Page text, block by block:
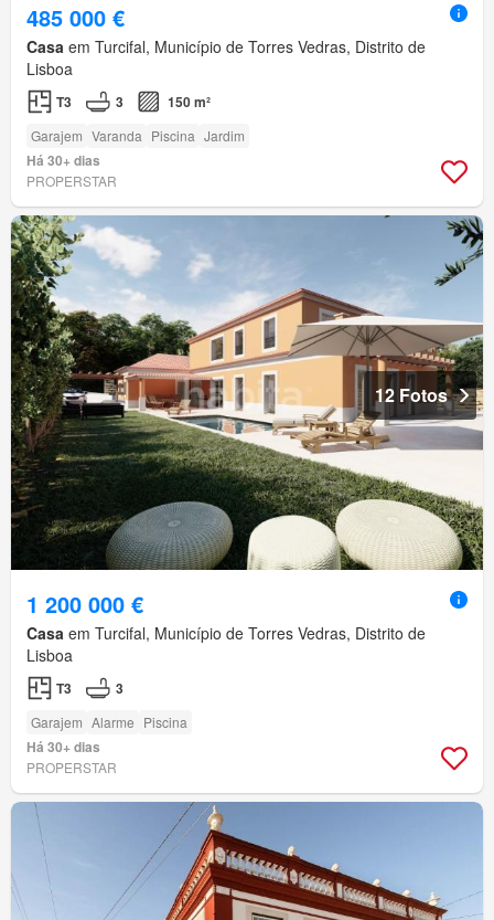
485 000 €
Casa em Turcifal, Município de Torres Vedras, Distrito de
Lisboa
T3 3 150 m²
Garajem Varanda Piscina Jardim
Há 30+ dias
PROPERSTAR
12 Fotos
1 200 000 €
Casa em Turcifal, Município de Torres Vedras, Distrito de
Lisboa
T3 3
Garajem Alarme Piscina
Há 30+ dias
PROPERSTAR